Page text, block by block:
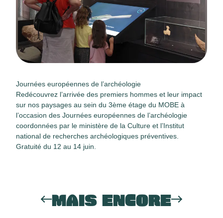
Journées européennes de l’archéologie
Redécouvrez l’arrivée des premiers hommes et leur impact
sur nos paysages au sein du 3ème étage du MOBE à
l’occasion des Journées européennes de l’archéologie
coordonnées par le ministère de la Culture et l’Institut
national de recherches archéologiques préventives.
Gratuité du 12 au 14 juin.
MAIS ENCORE